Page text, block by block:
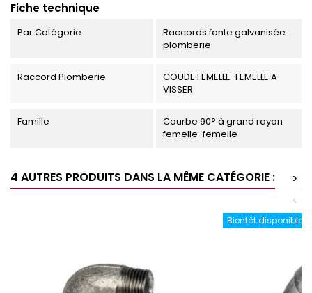
Fiche technique
Par Catégorie
Raccords fonte galvanisée
plomberie
Raccord Plomberie
COUDE FEMELLE-FEMELLE A
VISSER
Famille
Courbe 90° à grand rayon
femelle-femelle
4 AUTRES PRODUITS DANS LA MÊME CATÉGORIE :
>
<
Bientôt disponible